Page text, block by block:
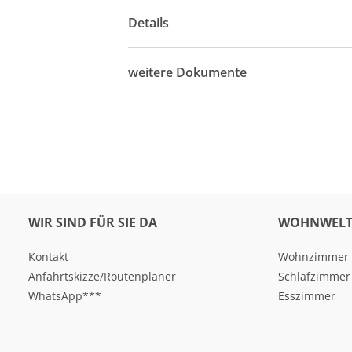
Details
weitere Dokumente
WIR SIND FÜR SIE DA
Kontakt
Anfahrtskizze/Routenplaner
WhatsApp***
Wohnzimmer
Schlafzimmer
Esszimmer